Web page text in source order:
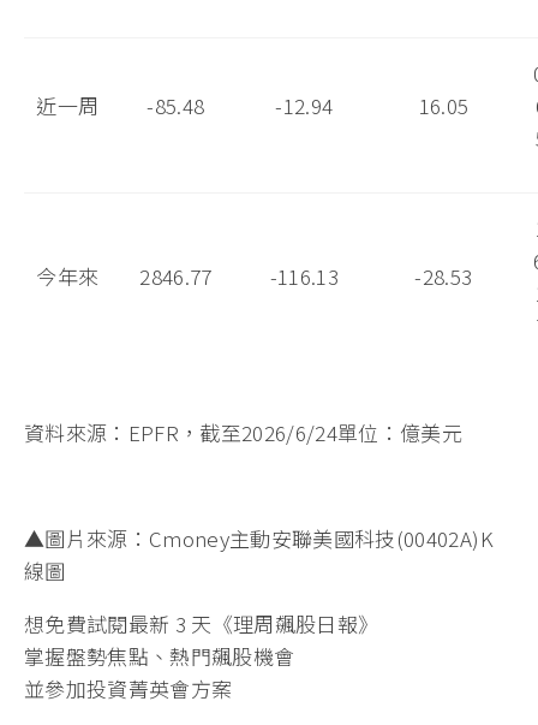
近一周 -85.48 -12.94 16.05
今年來 2846.77 -116.13 -28.53
資料來源：EPFR，截至2026/6/24單位：億美元
▲圖片來源：Cmoney主動安聯美國科技(00402A)K
線圖
想免費試閱最新 3 天《理周飆股日報》
掌握盤勢焦點、熱門飆股機會
並參加投資菁英會方案